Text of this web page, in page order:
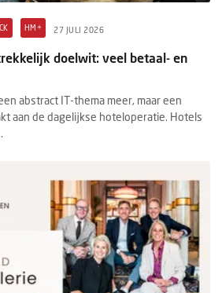
HM+ 27 JULI 2026
doelwit: veel betaal- en
abstract IT-thema meer, maar een
aan de dagelijkse hoteloperatie. Hotels